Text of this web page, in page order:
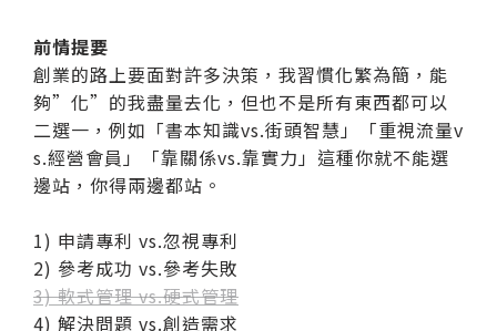
前情提要
創業的路上要面對許多決策，我習慣化繁為簡，能
夠”化”的我盡量去化，但也不是所有東西都可以
二選一，例如「書本知識vs.街頭智慧」「重視流量v
s.經營會員」「靠關係vs.靠實力」這種你就不能選
邊站，你得兩邊都站。
1) 申請專利 vs.忽視專利
2) 參考成功 vs.參考失敗
3) 軟式管理 vs.硬式管理
4) 解決問題 vs.創造需求